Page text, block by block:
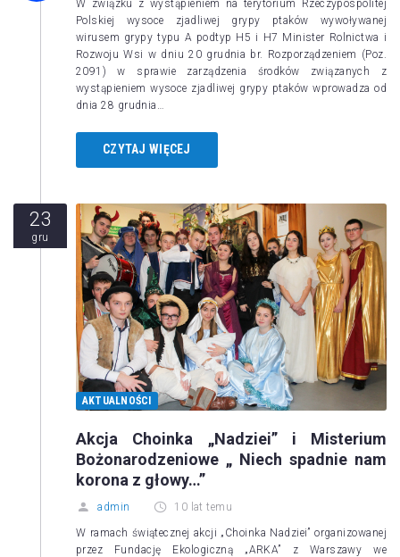
W związku z wystąpieniem na terytorium Rzeczypospolitej
Polskiej wysoce zjadliwej grypy ptaków wywoływanej
wirusem grypy typu A podtyp H5 i H7 Minister Rolnictwa i
Rozwoju Wsi w dniu 20 grudnia br. Rozporządzeniem (Poz.
2091) w sprawie zarządzenia środków związanych z
wystąpieniem wysoce zjadliwej grypy ptaków wprowadza od
dnia 28 grudnia…
CZYTAJ WIĘCEJ
23
gru
AKTUALNOŚCI
Akcja Choinka „Nadziei” i Misterium
Bożonarodzeniowe „ Niech spadnie nam
korona z głowy…”
admin 10 lat temu
W ramach świątecznej akcji „Choinka Nadziei” organizowanej
przez Fundację Ekologiczną „ARKA” z Warszawy we